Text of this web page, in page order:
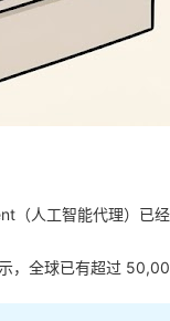
（人工智能代理）已
，全球已有超过